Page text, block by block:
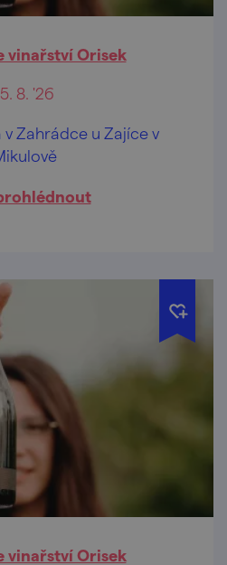
vinařství Orisek
8. '26
v Zahrádce u Zajíce v
vinařství Orisek